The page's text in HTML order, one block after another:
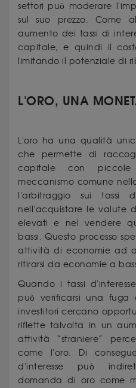
settori può moderare
sul suo prezzo. Come
aumento dei tassi di
capitale, e quindi il
limitando il potenziale di
L'ORO, UNA
L'oro ha una qualità
che permette di
capitale con
meccanismo comune
l'arbitraggio sui tassi
nell'acquistare le valute
elevati e nel vendere
bassi. Questo processo
attività di economie ad
ritirarsi da economie a
Quando i tassi
può verificarsi una
investitori cercano
riflette talvolta in un
attività “straniere”
come l'oro. Di
d'interesse può
domanda di oro come